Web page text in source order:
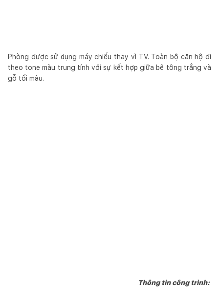
Phòng được sử dụng máy chiếu thay vì TV. Toàn bộ căn hộ đi
theo tone màu trung tính với sự kết hợp giữa bê tông trắng và
gỗ tối màu.
Thông tin công trình: